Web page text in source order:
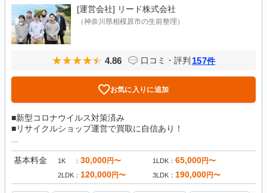
[運営会社] リード株式会社
（神奈川県相模原市の生前整理）
4.86 口コミ・評判 157件
お気に入りに追加
■新型コロナウイルス対策済み
■リサイクルショップ運営で買取に自信あり！
基本料金 1K 30,000円〜 1LDK 65,000円〜
2LDK 120,000円〜 3LDK 190,000円〜